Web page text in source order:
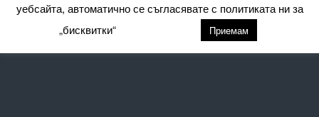
уебсайта, автоматично се съгласявате с политиката ни за
„бисквитки“
Приемам